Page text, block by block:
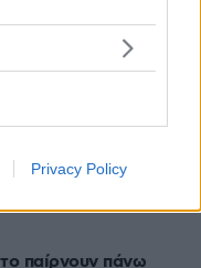
Privacy Policy
10. Τους μέτρησε?
Πετράκη να δει
που δεν
ούτε νοίκι
καύσιμα. Και
παίρνουν πάνω